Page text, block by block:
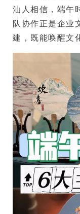
汕人相信，端午
队协作正是企业
建，既能唤醒文